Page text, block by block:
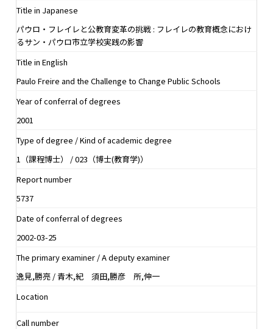
Title in Japanese
パウロ・フレイレと公教育変革の挑戦 : フレイレの教育概念におけ
るサン・パウロ市立学校実践の影響
Title in English
Paulo Freire and the Challenge to Change Public Schools
Year of conferral of degrees
2001
Type of degree / Kind of academic degree
1（課程博士） / 023（博士(教育学)）
Report number
5737
Date of conferral of degrees
2002-03-25
The primary examiner / A deputy examiner
逸見,勝亮 / 青木,紀 須田,勝彦 所,伸一
Location
Call number